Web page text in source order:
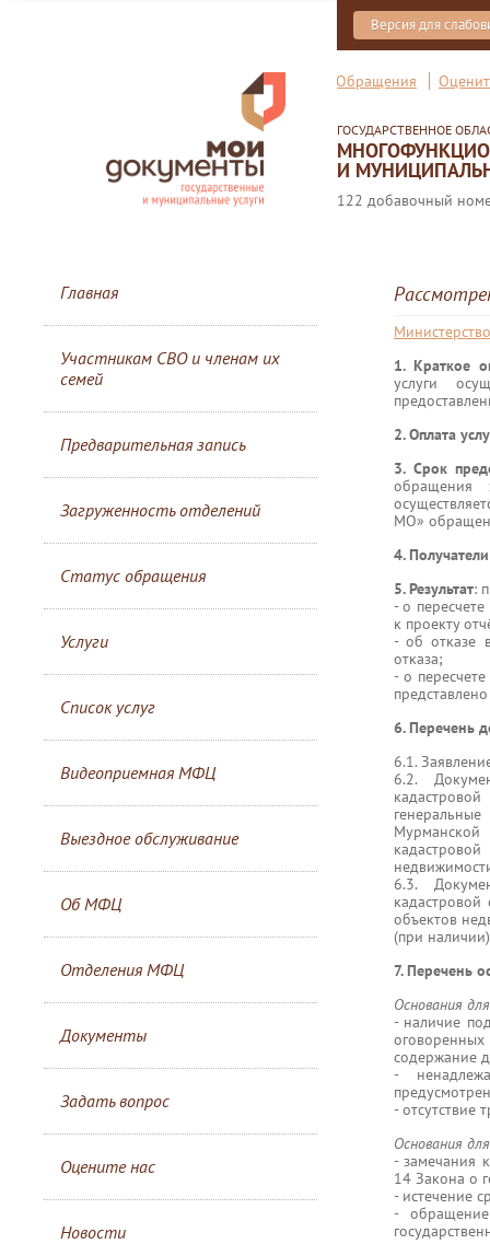
Версия для
Обращения
ГОСУДАРСТВЕННОЕ
И
122 добавочный
Главная
Участникам СВО и членам их
семей
Предварительная запись
Загруженность отделений
Статус обращения
Услуги
Список услуг
Видеоприемная МФЦ
Выездное обслуживание
Об МФЦ
Отделения МФЦ
Документы
Задать вопрос
Оцените нас
Новости
1. Краткое
услуги
2. Оплата
3. Срок
обращения
МО»
4.
5. Результат:
- о
к проекту
- об отказе
отказа;
- о
6. Перечень
6.1.
6.2.
Мурманской
6.3.
объектов
(при
7. Перечень
Основания
- наличие
содержание
-
- отсутствие
Основания
- замечания
14 Закона о
- истечение
-